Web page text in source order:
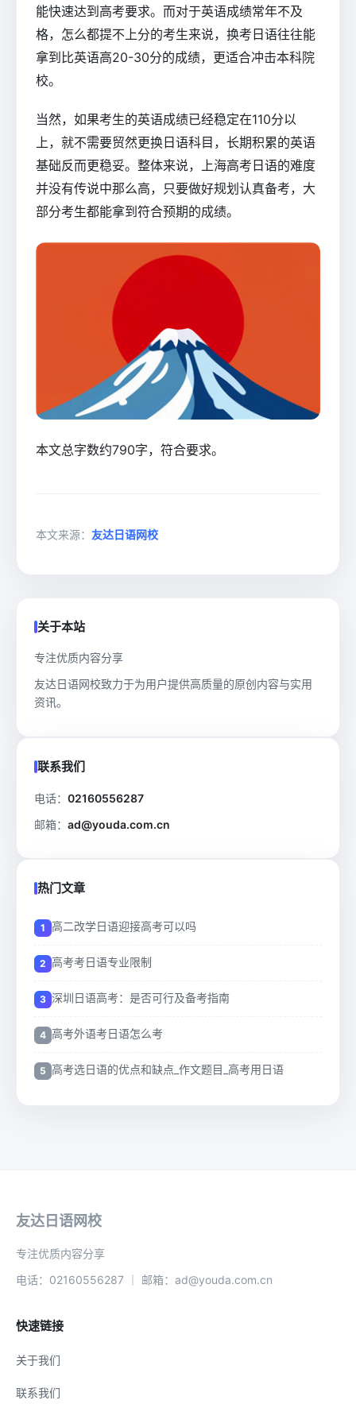
能快速达到高考要求。而对于英语成绩常年不及
格，怎么都提不上分的考生来说，换考日语往往能
拿到比英语高20-30分的成绩，更适合冲击本科院
校。
当然，如果考生的英语成绩已经稳定在110分以
上，就不需要贸然更换日语科目，长期积累的英语
基础反而更稳妥。整体来说，上海高考日语的难度
并没有传说中那么高，只要做好规划认真备考，大
部分考生都能拿到符合预期的成绩。
本文总字数约790字，符合要求。
本文来源： 友达日语网校
关于本站
专注优质内容分享
友达日语网校致力于为用户提供高质量的原创内容与实用
资讯。
联系我们
电话： 02160556287
邮箱： ad@youda.com.cn
热门文章
高二改学日语迎接高考可以吗
高考考日语专业限制
深圳日语高考：是否可行及备考指南
高考外语考日语怎么考
高考选日语的优点和缺点_作文题目_高考用日语
友达日语网校
专注优质内容分享
电话：02160556287 ｜ 邮箱：ad@youda.com.cn
快速链接
关于我们
联系我们